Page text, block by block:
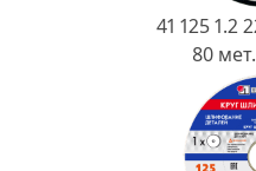
41 125 1.2
80